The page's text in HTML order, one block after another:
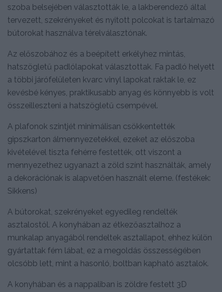
szoba belsejében választották le, a lakberendező által
tervezett, szekrényeket és nyitott polcokat is tartalmazó
bútorokat használva térelválasztónak.
Az előszobához és a beépített erkélyhez mintás,
hatszögletű padlólapokat választottak. Fa padló helyett
a többi járófelületen kvarc vinyl lapokat raktak le, ez
kevésbé kényes, praktikusabb anyag és könnyebb is volt
összeilleszteni a hatszögletű csempével.
A plafonok szintjét minimálisan csökkentették
gipszkarton álmennyezetekkel, ezeket az előszoba
kivételével tiszta fehérre festették, ott viszont a
mennyezethez ugyanazt a zöld színt használták, amely
a dekorációnak is alapvetően használt eleme. (festékek:
Sikkens)
A bútorokat, szekrényeket egyedileg rendelték
asztalostól. A konyhában az étkezőasztalhoz a
munkalap anyagából rendeltek asztallapot, ehhez külön
gyártattak fém lábat, ez a megoldás összességében
olcsóbb lett, mint a hasonló, boltban kapható asztalok.
A konyhában és a nappaliban is zöldre festett 3D